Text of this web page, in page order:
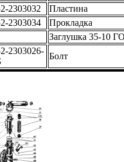
2303032
Пластина
2303034
Прокладка
Заглушка 35-10
2303026-
Болт